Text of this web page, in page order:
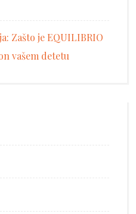
Zašto je EQUILIBRIO
vašem detetu